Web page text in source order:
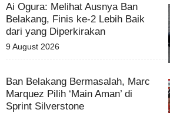
Ai Ogura: Melihat Ausnya Ban
Belakang, Finis ke-2 Lebih Baik
dari yang Diperkirakan
9 August 2026
Ban Belakang Bermasalah, Marc
Marquez Pilih ‘Main Aman’ di
Sprint Silverstone